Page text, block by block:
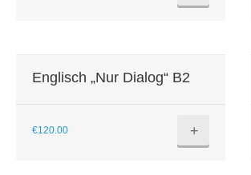
Englisch „Nur Dialog“ B2
€120.00 +